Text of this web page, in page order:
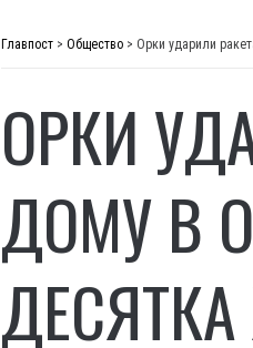
Главпост > Общество > Орки ударили
ОРКИ
ДОМУ В